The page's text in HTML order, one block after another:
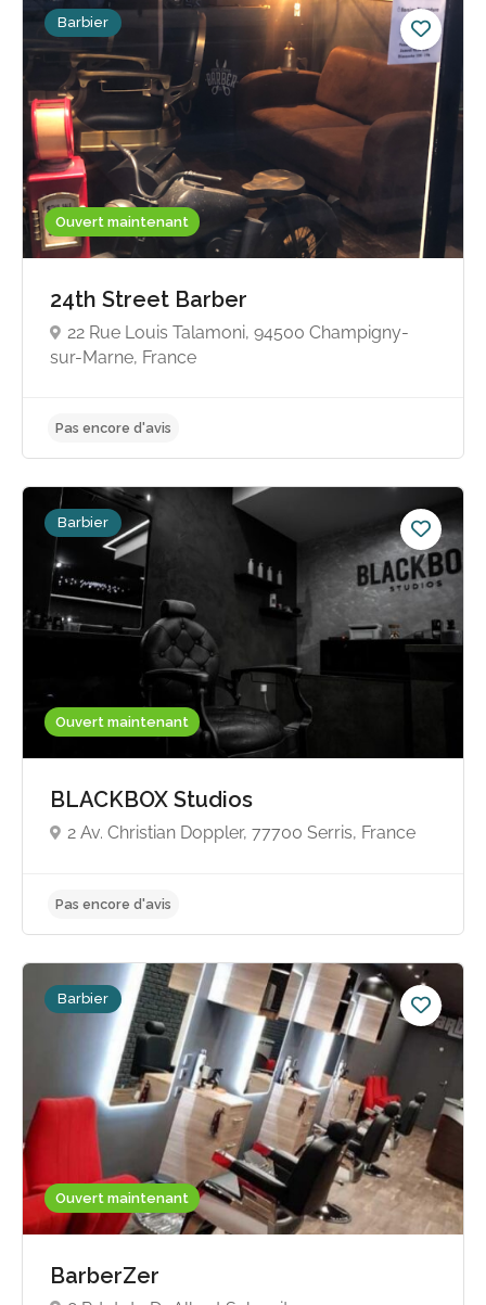
Pas encore d'avis
Ouvert maintenant
Barbier
24th Street Barber
22 Rue Louis Talamoni, 94500 Champigny-
sur-Marne, France
Ouvert maintenant
Barbier
BLACKBOX Studios
2 Av. Christian Doppler, 77700 Serris, France
Ouvert maintenant
Barbier
BarberZer